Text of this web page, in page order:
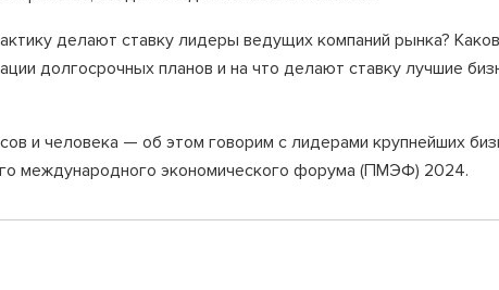
делают ставку лидеры ведущих компаний рынка?
долгосрочных планов и на что делают ставку лучшие
и человека — об этом говорим с лидерами крупнейших
международного экономического форума (ПМЭФ) 2024.